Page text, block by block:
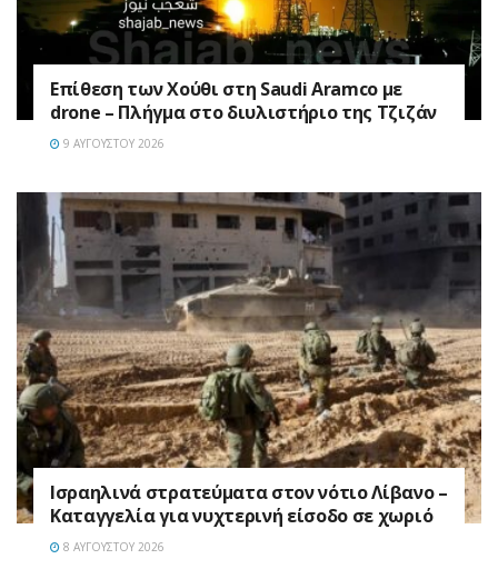
Επίθεση των Χούθι στη Saudi Aramco με
drone – Πλήγμα στο διυλιστήριο της Τζιζάν
9 ΑΥΓΟΎΣΤΟΥ 2026
Ισραηλινά στρατεύματα στον νότιο Λίβανο –
Καταγγελία για νυχτερινή είσοδο σε χωριό
8 ΑΥΓΟΎΣΤΟΥ 2026